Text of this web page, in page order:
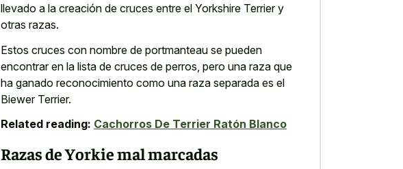
llevado a la creación de cruces entre el Yorkshire Terrier y
otras razas.
Estos cruces con nombre de portmanteau se pueden
encontrar en la lista de cruces de perros, pero una raza que
ha ganado reconocimiento como una raza separada es el
Biewer Terrier.
Related reading: Cachorros De Terrier Ratón Blanco
Razas de Yorkie mal marcadas